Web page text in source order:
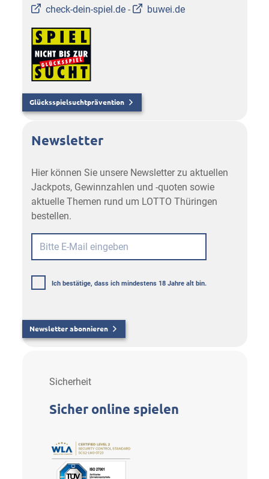
check-dein-spiel.de- buwei.de
Glücksspielsuchtprävention
Newsletter
Hier können Sie unsere Newsletter zu aktuellen
Jackpots, Gewinnzahlen und -quoten sowie
aktuelle Themen rund um LOTTO Thüringen
bestellen.
Ich bestätige, dass ich mindestens 18 Jahre alt bin.
Newsletter abonnieren
Sicherheit
Sicher online spielen